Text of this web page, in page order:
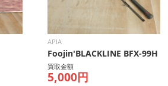
APIA
Foojin'BLACKLINE BFX-99H
買取金額
5,000円